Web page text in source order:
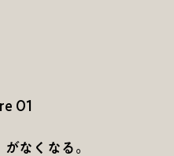
01
がなくなる。